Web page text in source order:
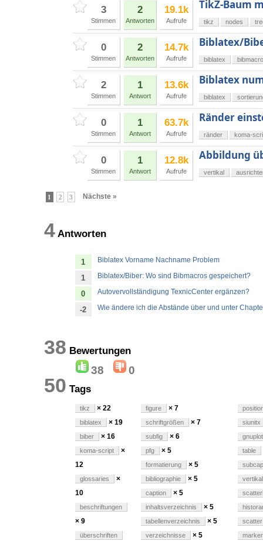
3
Stimmen
2
Antworten
19.1k
Aufrufe
TikZ-Baum
tikz nodes
0
Stimmen
2
Antworten
14.7k
Aufrufe
Biblatex/
biblatex bibmacro
2
Stimmen
1
Antwort
13.6k
Aufrufe
Biblatex
biblatex
0
Stimmen
1
Antwort
63.7k
Aufrufe
Ränder
ränder koma-
0
Stimmen
1
Antwort
12.8k
Aufrufe
Abbildung
vertikal
1 2 3 Nächste »
4 Antworten
1 Biblatex Vorname Nachname Problem
1 Biblatex/Biber: Wo sind Bibmacros gespeichert?
0 Autovervollständigung TexnicCenter ergänzen?
-2 Wie ändere ich die Abstände über und unter
38 Bewertungen
38 0
50 Tags
tikz × 22
biblatex × 19
biber × 16
koma-script
×
12
glossaries
×
10
beschriftungen
× 9
überschriften
figure × 7
schriftgrößen × 7
subfig × 6
pfg × 5
formatierung × 5
bibliographie × 5
caption × 5
inhaltsverzeichnis × 5
tabellenverzeichnis × 5
verzeichnisse × 5
siunitx
gnuplot
table
vertikal
scatter
marker